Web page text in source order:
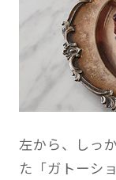
左から、しっ
た「ガトーシ